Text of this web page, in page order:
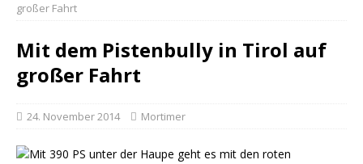
großer Fahrt
Mit dem Pistenbully in Tirol auf
großer Fahrt
24. November 2014 Mortimer